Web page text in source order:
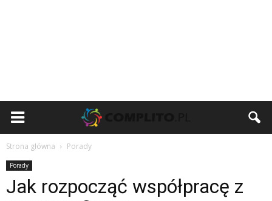
Strona główna Porady
Porady
Jak rozpocząć współpracę z